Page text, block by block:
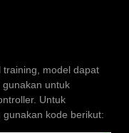
training, model dapat
untuk
Untuk
kode berikut: